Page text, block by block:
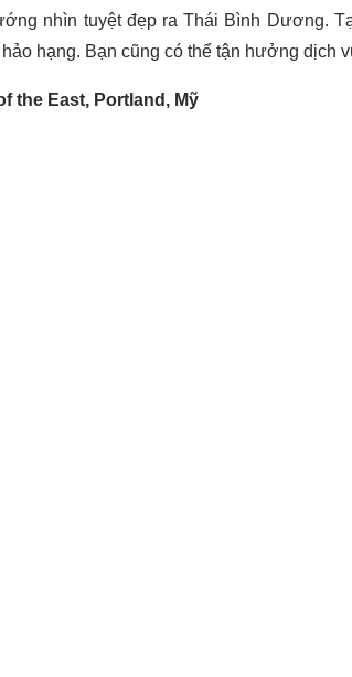
nhìn tuyệt đẹp ra Thái Bình Dương.
hạng. Bạn cũng có thể tận hưởng dịch
the East, Portland, Mỹ